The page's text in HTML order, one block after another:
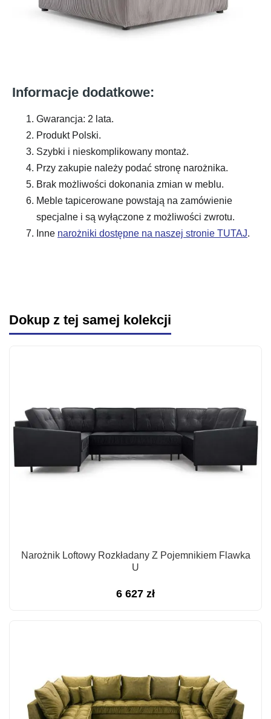
Informacje dodatkowe:
Gwarancja: 2 lata.
Produkt Polski.
Szybki i nieskomplikowany montaż.
Przy zakupie należy podać stronę narożnika.
Brak możliwości dokonania zmian w meblu.
Meble tapicerowane powstają na zamówienie
specjalne i są wyłączone z możliwości zwrotu.
Inne narożniki dostępne na naszej stronie TUTAJ.
Dokup z tej samej kolekcji
Narożnik Loftowy Rozkładany Z Pojemnikiem Flawka
U
6 627 zł